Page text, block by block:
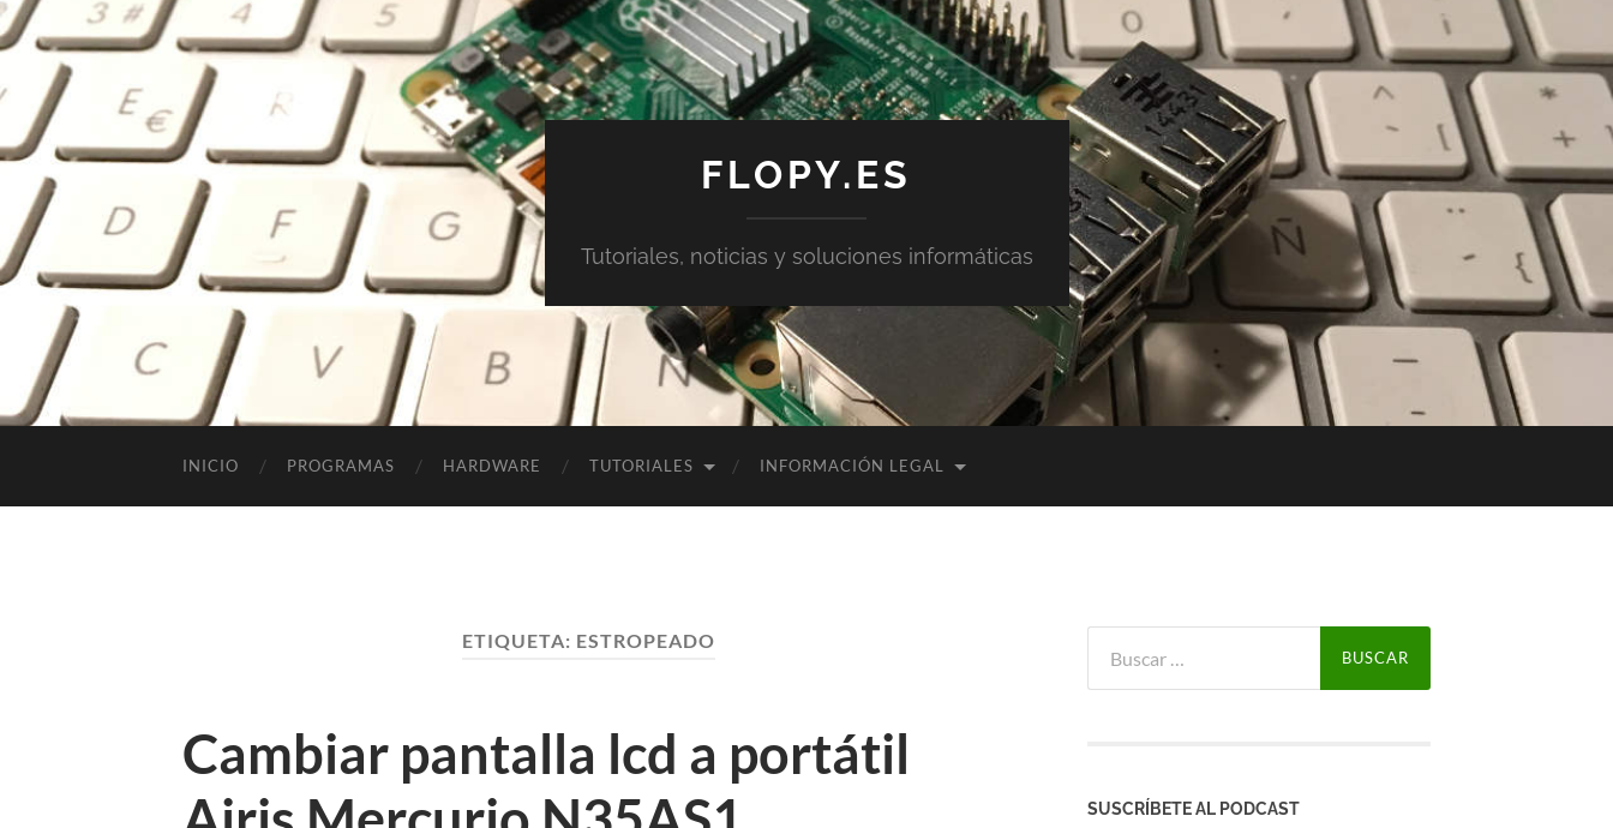
FLOPY.ES
Tutoriales, noticias y soluciones informáticas
INICIO PROGRAMAS HARDWARE TUTORIALES INFORMACIÓN LEGAL
ETIQUETA: ESTROPEADO
Cambiar pantalla lcd a portátil
SUSCRÍBETE AL PODCAST